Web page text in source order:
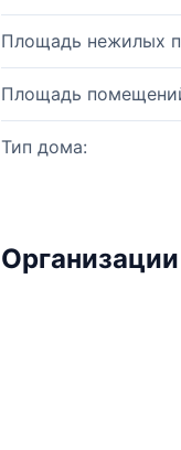
Площадь нежилых
Площадь
Тип дома: